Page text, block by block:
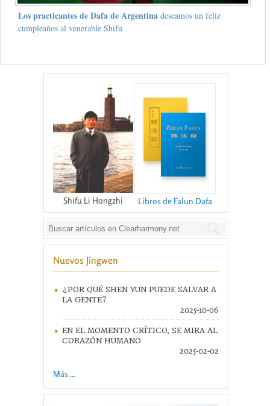
Los practicantes de Dafa de Argentinadeseamos un feliz
cumpleaños al venerable Shifu
Shifu Li Hongzhi Libros de Falun Dafa
Nuevos Jingwen
¿POR QUÉ SHEN YUN PUEDE SALVAR A
LA GENTE?
2025-10-06
EN EL MOMENTO CRÍTICO, SE MIRA AL
CORAZÓN HUMANO
2025-02-02
Más ...